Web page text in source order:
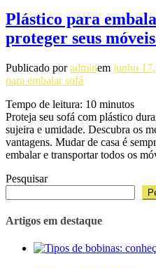
Plástico para
proteger seus
Publicado poradminem junho
para embalar sofá
Tempo de leitura: 10 minutos
Proteja seu sofá com plástico
sujeira e umidade. Descubra os
vantagens. Mudar de casa é
embalar e transportar todos os
Pesquisar
Artigos em destaque